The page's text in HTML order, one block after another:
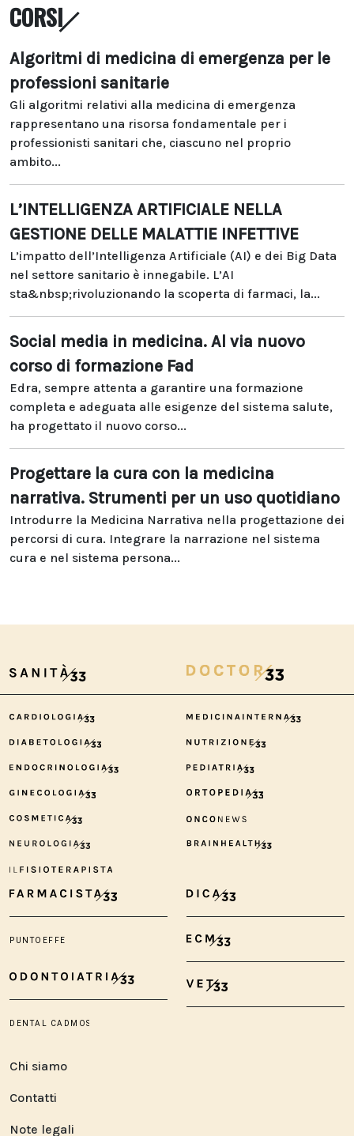
CORSI
Algoritmi di medicina di emergenza per le
professioni sanitarie
Gli algoritmi relativi alla medicina di emergenza
rappresentano una risorsa fondamentale per i
professionisti sanitari che, ciascuno nel proprio
ambito...
L’INTELLIGENZA ARTIFICIALE NELLA
GESTIONE DELLE MALATTIE INFETTIVE
L’impatto dell’Intelligenza Artificiale (AI) e dei Big Data
nel settore sanitario è innegabile. L’AI
sta&nbsp;rivoluzionando la scoperta di farmaci, la...
Social media in medicina. Al via nuovo
corso di formazione Fad
Edra, sempre attenta a garantire una formazione
completa e adeguata alle esigenze del sistema salute,
ha progettato il nuovo corso...
Progettare la cura con la medicina
narrativa. Strumenti per un uso quotidiano
Introdurre la Medicina Narrativa nella progettazione dei
percorsi di cura. Integrare la narrazione nel sistema
cura e nel sistema persona...
Chi siamo
Contatti
Note legali